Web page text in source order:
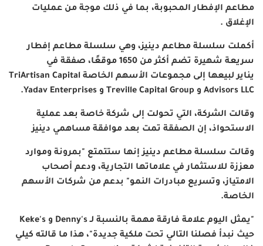
مطاعم الإفطار المحبوبة، بما في ذلك موجة من عمليات
الإغلاق .
أكملت سلسلة مطاعم دينيز، وهي سلسلة مطاعم إفطار
سريعة شهيرة تضم أكثر من 1650 موقعًا، صفقة في
يناير لبيعها إلى مجموعات الأسهم الخاصة TriArtisan Capital
Advisors LLC و و
وقالت الشركة، التي تحولت إلى شركة خاصة بعد عملية
الاستحواذ، إن الصفقة تمت بعد موافقة مساهمي دينيز
وقالت سلسلة مطاعم دينيز إنها ستتمتع "بمرونة وموارد
معززة للاستثمار في علاماتها التجارية، ودعم أصحاب
الامتياز، وتسريع مبادرات النمو" بدعم من شركات الأسهم
الخاصة.
"يمثل اليوم علامة فارقة مهمة بالنسبة لـDenny's و
حيث نبدأ فصلنا التالي تحت ملكية جديدة"، هذا ما قالته كيلي